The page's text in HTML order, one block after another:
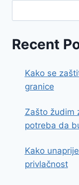
Recent
Kako se
granice
Zašto žudim
potreba da
Kako
privlačnost